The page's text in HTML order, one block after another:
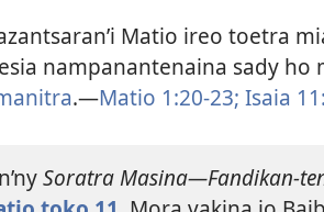
Matio ireo toetra
nampanantenaina sady
.​—Matio 1:20-23; Isaia
Soratra Masina​—Fandikan-